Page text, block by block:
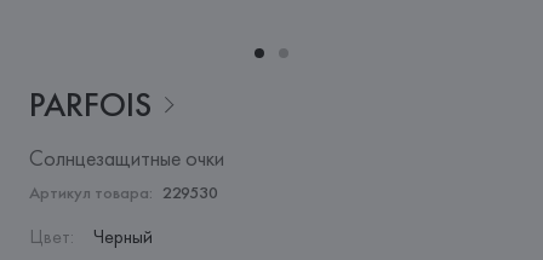
PARFOIS
Солнцезащитные очки
Артикул товара: 229530
Цвет: Черный